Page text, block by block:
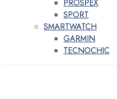
PROSPEX
SPORT
SMARTWATCH
GARMIN
TECNOCHIC